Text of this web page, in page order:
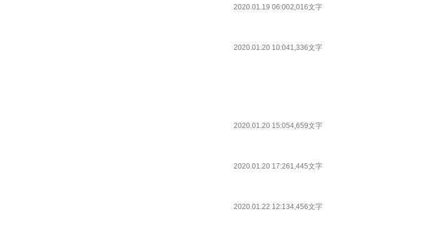
2020.01.19 06:002,016文字
2020.01.20 10:041,336文字
2020.01.20 15:054,659文字
2020.01.20 17:261,445文字
2020.01.22 12:134,456文字